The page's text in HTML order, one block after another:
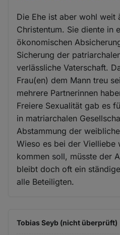
Die Ehe ist aber wohl weit
Christentum. Sie diente in
ökonomischen
Sicherung der
verlässliche Vaterschaft.
Frau(en) dem Mann treu
mehrere Partnerinnen
Freiere Sexualität gab es
in matriarchalen
Abstammung der
Wieso es bei der Vielliebe
kommen soll, müsste der
bleibt doch oft ein
alle Beteiligten.
Tobias Seyb (nicht überprüft)